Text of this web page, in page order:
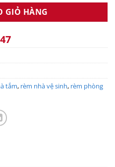
GIỎ HÀNG
tắm, rèm nhà vệ sinh, rèm phòng